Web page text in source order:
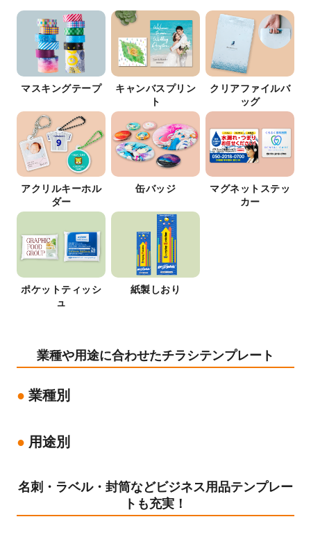
マスキングテープ
キャンバスプリン
ト
クリアファイルバ
ッグ
アクリルキーホル
ダー
缶バッジ
マグネットステッ
カー
ポケットティッシ
ュ
紙製しおり
業種や用途に合わせたチラシテンプレート
業種別
用途別
名刺・ラベル・封筒などビジネス用品テンプレー
トも充実！